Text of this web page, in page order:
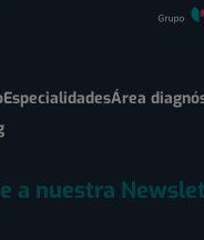
EspecialidadesÁrea
a nuestra